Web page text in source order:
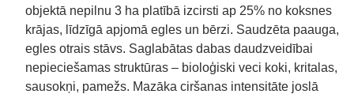
objektā nepilnu 3 ha platībā izcirsti ap 25% no koksnes
krājas, līdzīgā apjomā egles un bērzi. Saudzēta paauga,
egles otrais stāvs. Saglabātas dabas daudzveidībai
nepieciešamas struktūras – bioloģiski veci koki, kritalas,
sausokņi, pamežs. Mazāka ciršanas intensitāte joslā